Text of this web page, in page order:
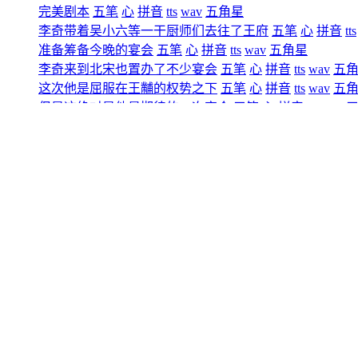
完美剧本 五笔 心 拼音 tts wav 五角星
李奇带着吴小六等一干厨师们去往了王府 五笔 心 拼音 tts
准备筹备今晚的宴会 五笔 心 拼音 tts wav 五角星
李奇来到北宋也置办了不少宴会 五笔 心 拼音 tts wav 五
这次他是屈服在王黼的权势之下 五笔 心 拼音 tts wav 五
但是这绝对是他最期待的一次宴会
五笔 心 拼音